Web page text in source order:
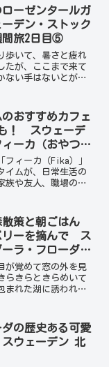
はもちろん、路面の
ぱい。...
ーゼンタールガ
デン・ストック
間旅2日目⑤
歩いて、暑さと疲れ
たが、ここまで来て
ない手はないとがん
すが、バスを降りて
ます💦...
おすすめカフェ
！ スウェーデ
ーカ（おやつタ
！費用も公開
レポート 北欧2
フィーカ（Fika）」
イムが、日常生活の
族や友人、職場の仲
トックホルムでは、
敵な...
散策と朝ごはん
リーを摘んで ス
ラ・フローダ
目前編
が覚めて窓の外を見
らきらときらめいて
まれた湖に誘われる
たっぷり時間があっ
る早...
の歴史ある可愛
ウェーデン 北